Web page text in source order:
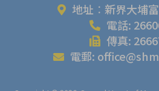
地址︰新界大埔
電話:
傳真:
電郵: